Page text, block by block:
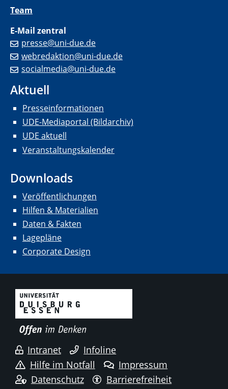
Team
E-Mail zentral
presse@uni-due.de
webredaktion@uni-due.de
socialmedia@uni-due.de
Aktuell
Presseinformationen
UDE-Mediaportal (Bildarchiv)
UDE aktuell
Veranstaltungskalender
Downloads
Veröffentlichungen
Hilfen & Materialien
Daten & Fakten
Lagepläne
Corporate Design
Intranet
Infoline
Hilfe im Notfall
Impressum
Datenschutz
Barrierefreiheit